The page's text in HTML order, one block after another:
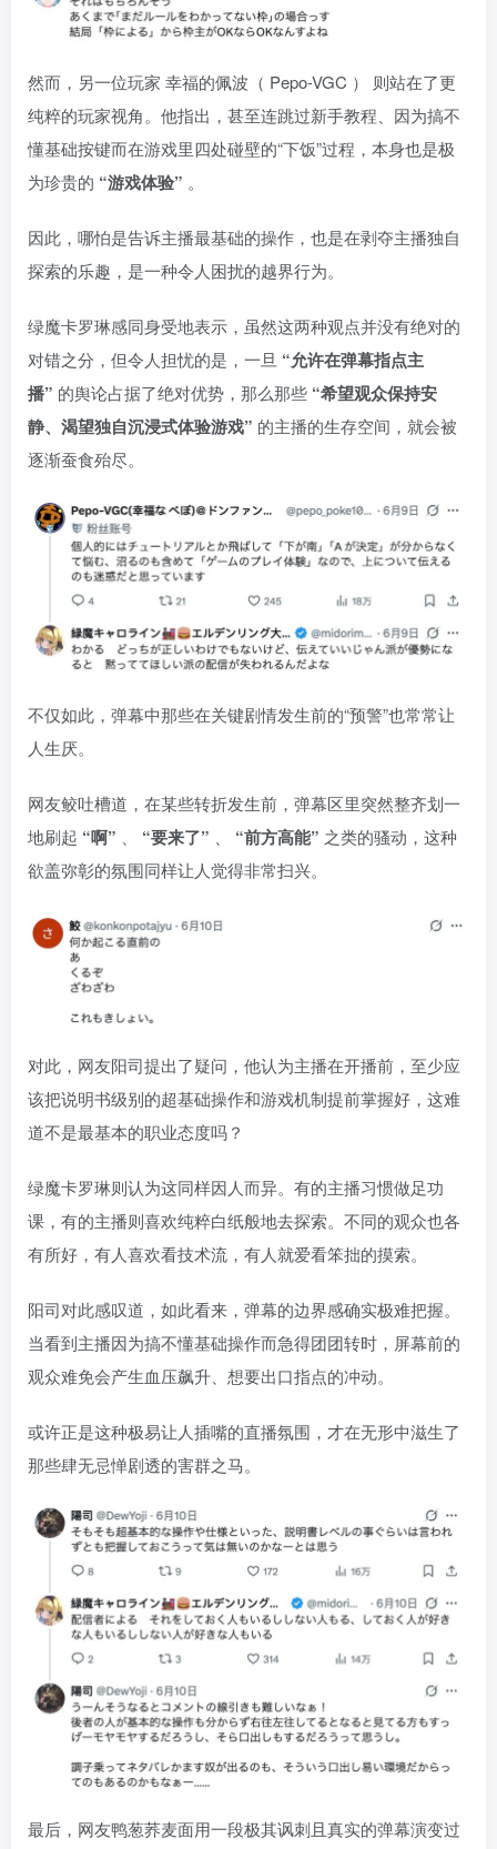
然而，另一位玩家 幸福的佩波（ Pepo-VGC ） 则站在了更
纯粹的玩家视角。他指出，甚至连跳过新手教程、因为搞不
懂基础按键而在游戏里四处碰壁的“下饭”过程，本身也是极
为珍贵的 “游戏体验” 。
因此，哪怕是告诉主播最基础的操作，也是在剥夺主播独自
探索的乐趣，是一种令人困扰的越界行为。
绿魔卡罗琳感同身受地表示，虽然这两种观点并没有绝对的
对错之分，但令人担忧的是，一旦 “允许在弹幕指点主
播” 的舆论占据了绝对优势，那么那些 “希望观众保持安
静、渴望独自沉浸式体验游戏” 的主播的生存空间，就会被
逐渐蚕食殆尽。
不仅如此，弹幕中那些在关键剧情发生前的“预警”也常常让
人生厌。
网友鲛吐槽道，在某些转折发生前，弹幕区里突然整齐划一
地刷起 “啊” “要来了” “前方高能” 之类的骚动，这种
欲盖弥彰的氛围同样让人觉得非常扫兴。
对此，网友阳司提出了疑问，他认为主播在开播前，至少应
该把说明书级别的超基础操作和游戏机制提前掌握好，这难
道不是最基本的职业态度吗？
绿魔卡罗琳则认为这同样因人而异。有的主播习惯做足功
课，有的主播则喜欢纯粹白纸般地去探索。不同的观众也各
有所好，有人喜欢看技术流，有人就爱看笨拙的摸索。
阳司对此感叹道，如此看来，弹幕的边界感确实极难把握。
当看到主播因为搞不懂基础操作而急得团团转时，屏幕前的
观众难免会产生血压飙升、想要出口指点的冲动。
或许正是这种极易让人插嘴的直播氛围，才在无形中滋生了
那些肆无忌惮剧透的害群之马。
最后，网友鸭葱荞麦面用一段极其讽刺且真实的弹幕演变过